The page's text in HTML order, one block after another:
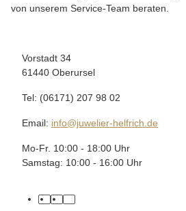
von unserem Service-Team beraten.
Vorstadt 34
61440 Oberursel
Tel: (06171) 207 98 02
Email: info@juwelier-helfrich.de
Mo-Fr. 10:00 - 18:00 Uhr
Samstag: 10:00 - 16:00 Uhr